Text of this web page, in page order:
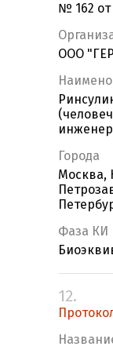
№ 162 от
ООО
Города
Москва,
Фаза КИ
12.